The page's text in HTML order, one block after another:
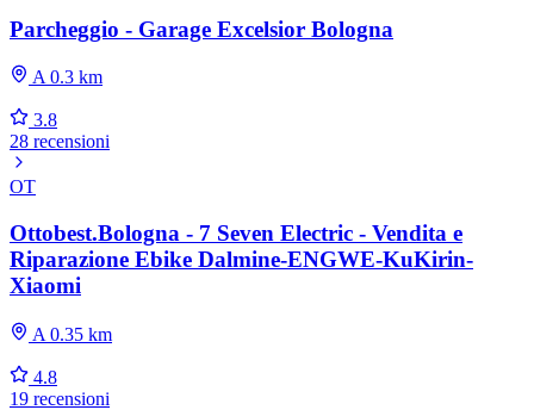
Parcheggio - Garage Excelsior Bologna
A 0.3 km
3.8
28 recensioni
OT
Ottobest.Bologna - 7 Seven Electric - Vendita e
Riparazione Ebike Dalmine-ENGWE-KuKirin-
Xiaomi
A 0.35 km
4.8
19 recensioni